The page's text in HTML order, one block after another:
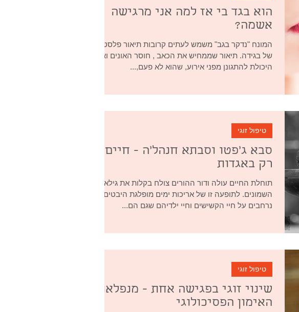
הוא בגד בי אז למה אני מרגישה
אשמה?
המונח "נדקר בגב" משמש לעתים קרובות תיאור פלסטי
של בגידה. תיאור שממחיש את הכאב , חוסר האונים ואי
היכולת להתגונן מפני אירוע, שהוא לא פעם,...
סבא ג'פטו וסבתא חנהל'ה - חיים
רק באגדות
תוחלת החיים עולה ודור ההורים צולח בקלות את גילאי
השמונים. לתופעה זו של אריכות ימים מופלגת היבטים
נרחבים על חיי הקשישים וחיי ילדיהם שגם הם...
טיפול זוגי
שינוי זוגי בפגישה אחת - מנפלאות
האימון הפסיכולוגי
טיפול זוגי